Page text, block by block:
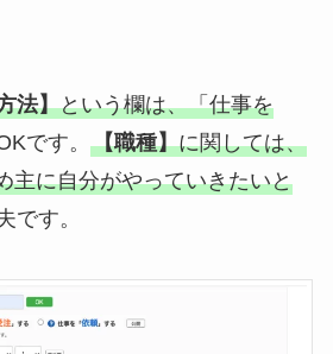
法】という欄は、「仕事を
です。 【職種】に関しては、
主に自分がやっていきたいと
です。